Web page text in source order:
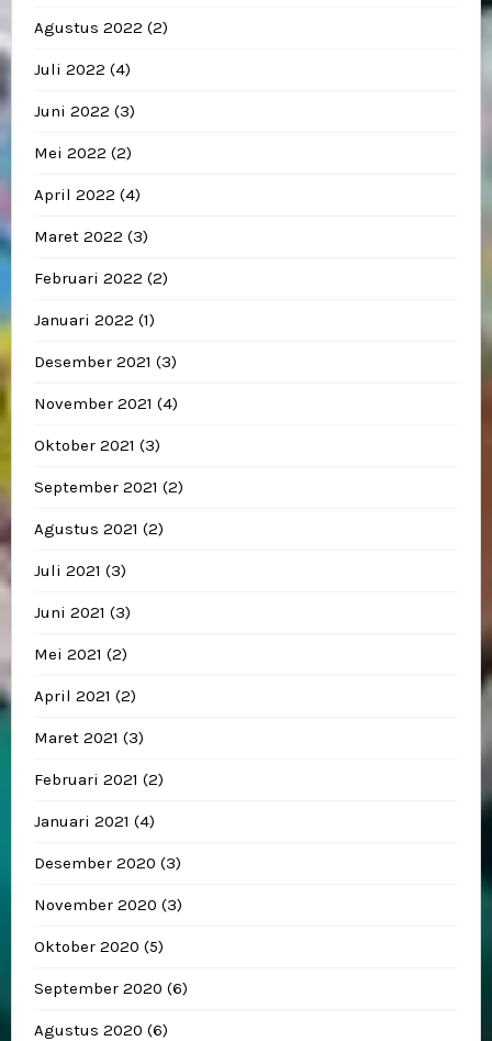
Agustus 2022 (2)
Juli 2022 (4)
Juni 2022 (3)
Mei 2022 (2)
April 2022 (4)
Maret 2022 (3)
Februari 2022 (2)
Januari 2022 (1)
Desember 2021 (3)
November 2021 (4)
Oktober 2021 (3)
September 2021 (2)
Agustus 2021 (2)
Juli 2021 (3)
Juni 2021 (3)
Mei 2021 (2)
April 2021 (2)
Maret 2021 (3)
Februari 2021 (2)
Januari 2021 (4)
Desember 2020 (3)
November 2020 (3)
Oktober 2020 (5)
September 2020 (6)
Agustus 2020 (6)